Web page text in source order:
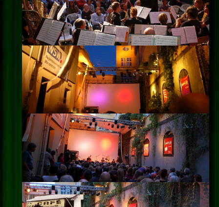
Kontakt
Impressum
Datenschutz